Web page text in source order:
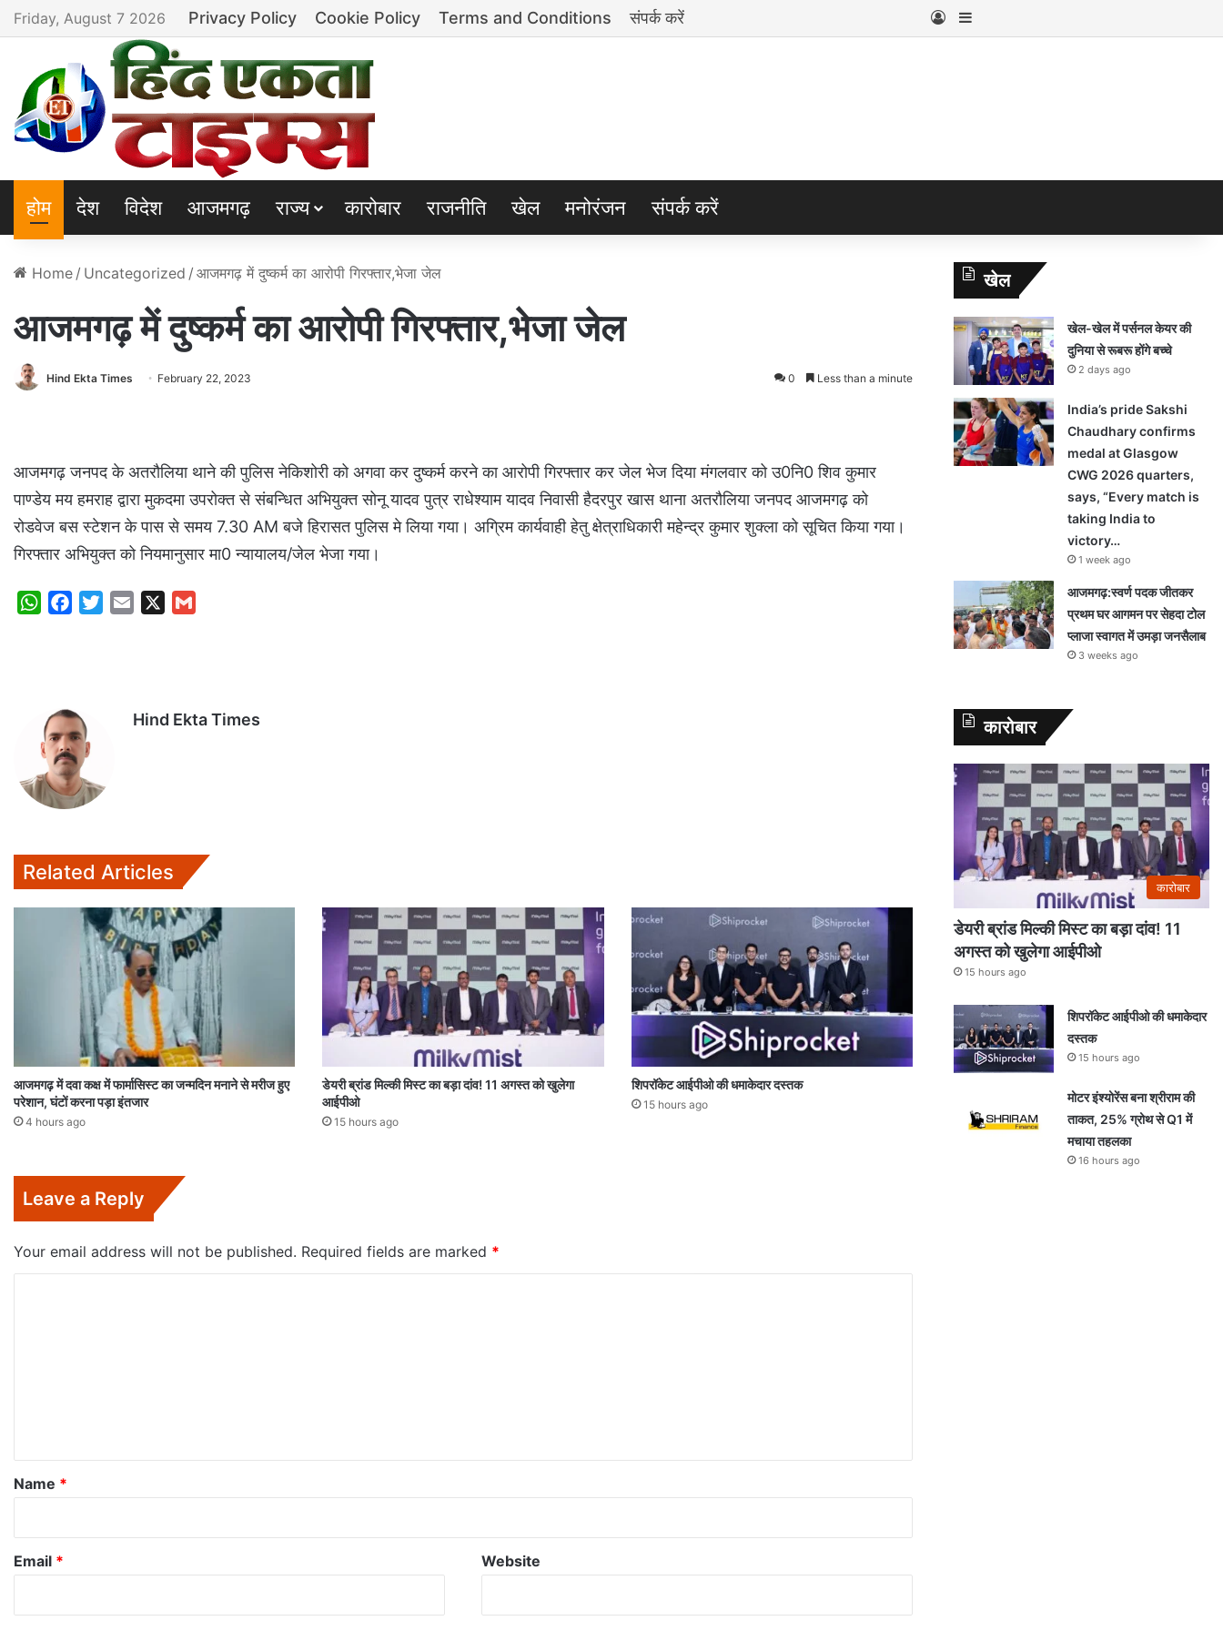
Friday, August 7 2026 Privacy Policy Cookie Policy Terms and Conditions संपर्क करें Log InSidebar
होम देश विदेश आजमगढ़ राज्य कारोबार राजनीति खेल मनोरंजन संपर्क करें
Home / Uncategorized / आजमगढ़ में दुष्कर्म का आरोपी गिरफ्तार,भेजा जेल
आजमगढ़ में दुष्कर्म का आरोपी गिरफ्तार,भेजा जेल
Hind Ekta Times February 22, 2023 0 Less than a minute
आजमगढ़ जनपद के अतरौलिया थाने की पुलिस नेकिशोरी को अगवा कर दुष्कर्म करने का आरोपी गिरफ्तार कर जेल भेज दिया मंगलवार को उ0नि0 शिव कुमार
पाण्डेय मय हमराह द्वारा मुकदमा उपरोक्त से संबन्धित अभियुक्त सोनू यादव पुत्र राधेश्याम यादव निवासी हैदरपुर खास थाना अतरौलिया जनपद आजमगढ़ को
रोडवेज बस स्टेशन के पास से समय 7.30 AM बजे हिरासत पुलिस मे लिया गया। अग्रिम कार्यवाही हेतु क्षेत्राधिकारी महेन्द्र कुमार शुक्ला को सूचित किया गया।
गिरफ्तार अभियुक्त को नियमानुसार मा0 न्यायालय/जेल भेजा गया।
W
A
p
p
o
o
k
Hind Ekta Times
Related Articles
आजमगढ़ में दवा कक्ष में फार्मासिस्ट का जन्मदिन मनाने से मरीज हुए
परेशान, घंटों करना पड़ा इंतजार
4 hours ago
डेयरी ब्रांड मिल्की मिस्ट का बड़ा दांव! 11 अगस्त को खुलेगा
आईपीओ
15 hours ago
शिपरॉकेट आईपीओ की धमाकेदार दस्तक
15 hours ago
Leave a Reply
Your email address will not be published. Required fields are marked *
*
Name *
Email * Website
खेल
खेल-खेल में पर्सनल केयर की
दुनिया से रूबरू होंगे बच्चे
2 days ago
India’s pride Sakshi
Chaudhary confirms
medal at Glasgow
CWG 2026 quarters,
says, “Every match is
taking India to
victory…
1 week ago
आजमगढ़:स्वर्ण पदक जीतकर
प्रथम घर आगमन पर सेहदा टोल
प्लाजा स्वागत में उमड़ा जनसैलाब
3 weeks ago
कारोबार
कारोबार
डेयरी ब्रांड मिल्की मिस्ट का बड़ा दांव! 11
अगस्त को खुलेगा आईपीओ
15 hours ago
शिपरॉकेट आईपीओ की धमाकेदार
दस्तक
15 hours ago
मोटर इंश्योरेंस बना श्रीराम की
ताकत, 25% ग्रोथ से Q1 में
मचाया तहलका
16 hours ago